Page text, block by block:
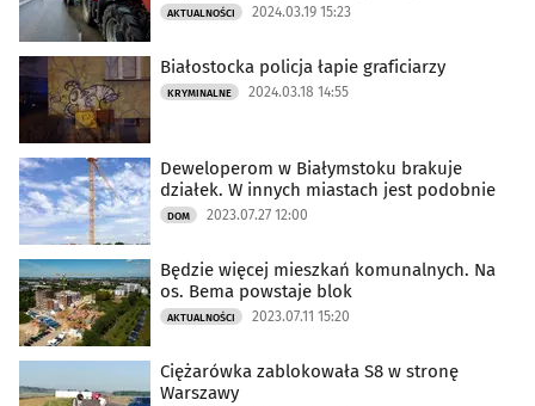
AKTUALNOŚCI 2024.03.19 15:23
Białostocka policja łapie graficiarzy
KRYMINALNE 2024.03.18 14:55
Deweloperom w Białymstoku brakuje
działek. W innych miastach jest podobnie
DOM 2023.07.27 12:00
Będzie więcej mieszkań komunalnych. Na
os. Bema powstaje blok
AKTUALNOŚCI 2023.07.11 15:20
Ciężarówka zablokowała S8 w stronę
Warszawy